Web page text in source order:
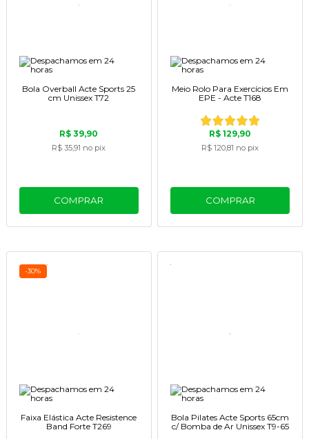
Bola Overball Acte Sports 25
cm Unissex T72
R$ 39,90
R$ 35,91 no pix
COMPRAR
Meio Rolo Para Exercícios Em
EPE - Acte T168
R$ 129,90
R$ 120,81 no pix
COMPRAR
-30%
Faixa Elástica Acte Resistence
Band Forte T269
Bola Pilates Acte Sports 65cm
c/ Bomba de Ar Unissex T9-65